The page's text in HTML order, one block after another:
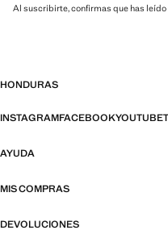
Al suscribirte, confirmas que has leído
HONDURAS
INSTAGRAMFACEBOOKYOUTUBE
AYUDA
MIS COMPRAS
DEVOLUCIONES